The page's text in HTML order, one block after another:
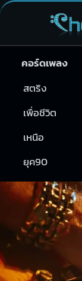
คอร์ดเพลง
สตริง
เพื่อชีวิต
เหนือ
ยุค90